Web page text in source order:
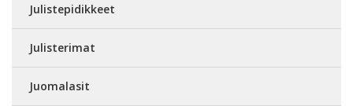
Julistepidikkeet
Julisterimat
Juomalasit